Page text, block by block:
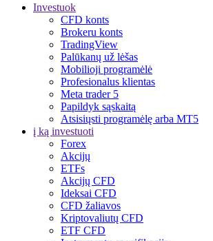
Investuok
CFD konts
Brokeru konts
TradingView
Palūkanų už lėšas
Mobilioji programėlė
Profesionalus klientas
Meta trader 5
Papildyk sąskaitą
Atsisiųsti programėlę arba MT5
į ką investuoti
Forex
Akcijų
ETFs
Akcijų CFD
Ideksai CFD
CFD žaliavos
Kriptovaliutų CFD
ETF CFD